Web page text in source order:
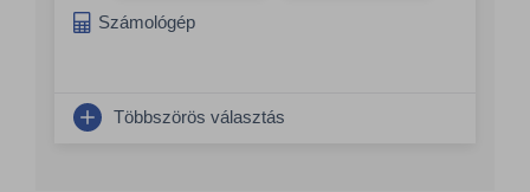
Számológép
Többszörös választás